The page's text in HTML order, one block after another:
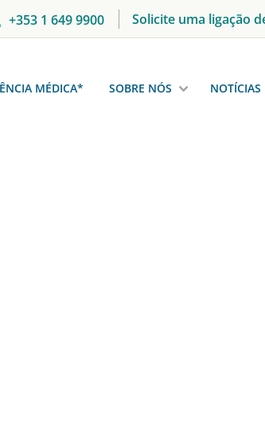
+353 1 649 9900 Solicite uma ligação
MÉDICA* SOBRE NÓS NOTÍCIAS